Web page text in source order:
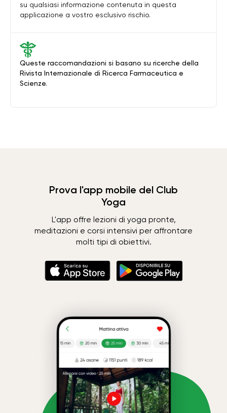
Queste raccomandazioni si basano su ricerche della
Rivista Internazionale di Ricerca Farmaceutica e
Scienze.
su qualsiasi informazione contenuta in questa
applicazione a vostro esclusivo rischio.
Prova l'app mobile del Club
Yoga
L'app offre lezioni di yoga pronte,
meditazioni e corsi intensivi per affrontare
molti tipi di obiettivi.